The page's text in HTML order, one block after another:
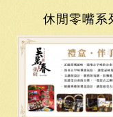
休閒零嘴系